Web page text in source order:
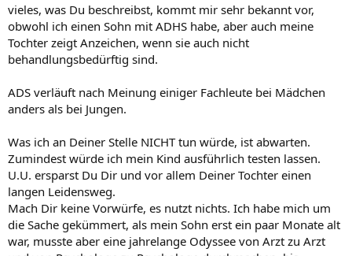
vieles, was Du beschreibst, kommt mir sehr bekannt vor,
obwohl ich einen Sohn mit ADHS habe, aber auch meine
Tochter zeigt Anzeichen, wenn sie auch nicht
behandlungsbedürftig sind.
ADS verläuft nach Meinung einiger Fachleute bei Mädchen
anders als bei Jungen.
Was ich an Deiner Stelle NICHT tun würde, ist abwarten.
Zumindest würde ich mein Kind ausführlich testen lassen.
U.U. ersparst Du Dir und vor allem Deiner Tochter einen
langen Leidensweg.
Mach Dir keine Vorwürfe, es nutzt nichts. Ich habe mich um
die Sache gekümmert, als mein Sohn erst ein paar Monate alt
war, musste aber eine jahrelange Odyssee von Arzt zu Arzt